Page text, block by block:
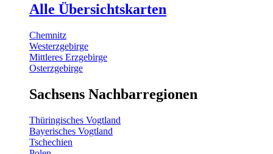
Alle Übersichtskarten
Chemnitz
Westerzgebirge
Mittleres Erzgebirge
Osterzgebirge
Sachsens Nachbarregionen
Thüringisches Vogtland
Bayerisches Vogtland
Tschechien